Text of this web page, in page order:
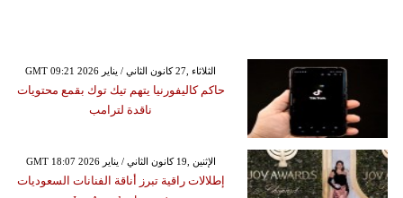
GMT 09:21 2026 الثلاثاء ,27 كانون الثاني / يناير
حاكم كاليفورنيا يتهم تيك توك بقمع محتويات
ناقدة لترامب
GMT 18:07 2026 الإثنين ,19 كانون الثاني / يناير
إطلالات راقية تبرز أناقة الفنانات السعوديات